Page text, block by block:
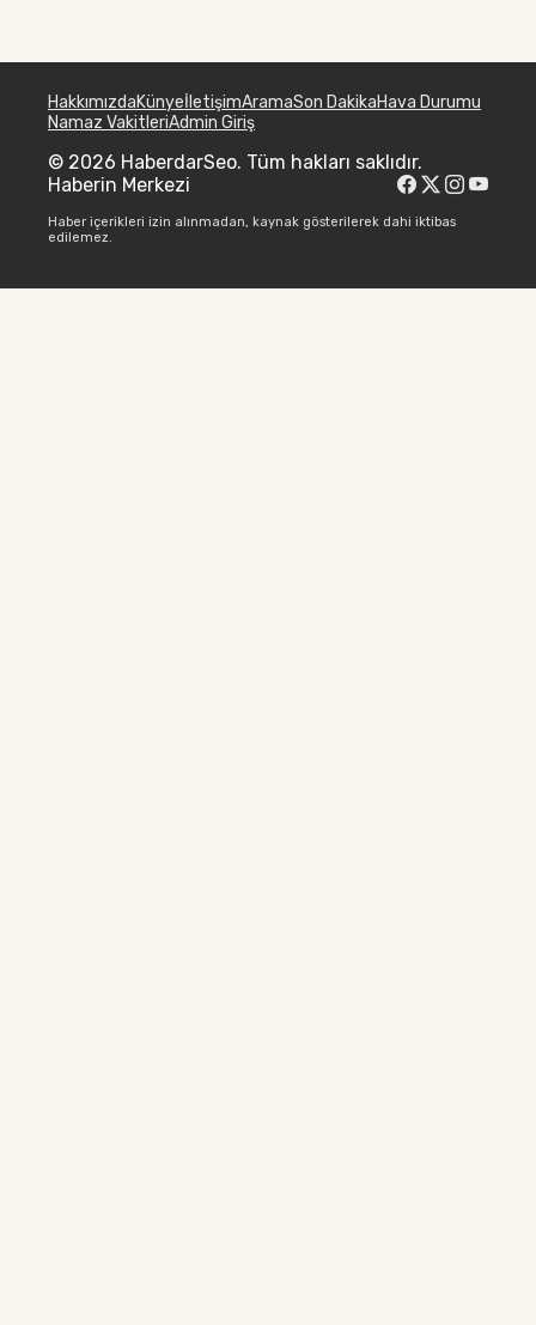
HakkımızdaKünyeİletişimAramaSon DakikaHava Durumu
Namaz VakitleriAdmin Giriş
© 2026 HaberdarSeo. Tüm hakları saklıdır.
Haberin Merkezi
Haber içerikleri izin alınmadan, kaynak gösterilerek dahi iktibas
edilemez.